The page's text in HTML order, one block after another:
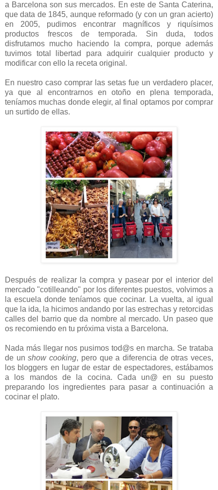
a Barcelona son sus mercados. En este de Santa Caterina,
que data de 1845, aunque reformado (y con un gran acierto)
en 2005, pudimos encontrar magníficos y riquísimos
productos frescos de temporada. Sin duda, todos
disfrutamos mucho haciendo la compra, porque además
tuvimos total libertad para adquirir cualquier producto y
modificar con ello la receta original.
En nuestro caso comprar las setas fue un verdadero placer,
ya que al encontrarnos en otoño en plena temporada,
teníamos muchas donde elegir, al final optamos por comprar
un surtido de ellas.
Después de realizar la compra y pasear por el interior del
mercado "cotilleando" por los diferentes puestos, volvimos a
la escuela donde teníamos que cocinar. La vuelta, al igual
que la ida, la hicimos andando por las estrechas y retorcidas
calles del barrio que da nombre al mercado. Un paseo que
os recomiendo en tu próxima vista a Barcelona.
Nada más llegar nos pusimos tod@s en marcha. Se trataba
de unshow cooking, pero que a diferencia de otras veces,
los bloggers en lugar de estar de espectadores, estábamos
a los mandos de la cocina. Cada un@ en su puesto
preparando los ingredientes para pasar a continuación a
cocinar el plato.